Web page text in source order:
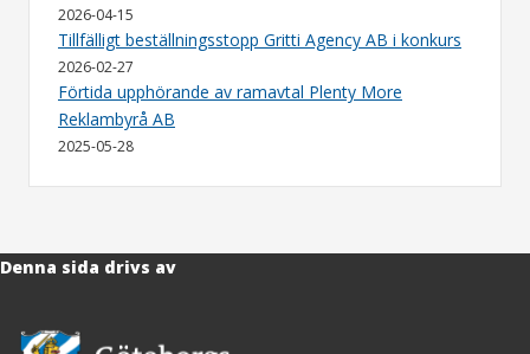
2026-04-15
Tillfälligt beställningsstopp Gritti Agency AB i konkurs
2026-02-27
Förtida upphörande av ramavtal Plenty More
Reklambyrå AB
2025-05-28
Denna sida drivs av